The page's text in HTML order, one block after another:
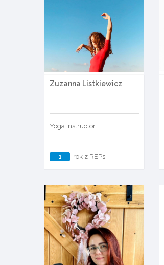
Zuzanna Listkiewicz
Yoga Instructor
1 rok z REPs